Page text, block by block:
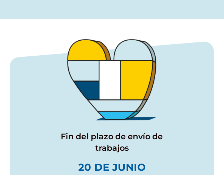
Fin del plazo de envío de
trabajos
20 DE JUNIO